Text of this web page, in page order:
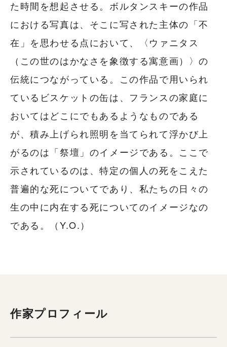
た時間を想起させる。ボルタンスキーの作品
における写真は、そこに写された主体の「不
在」を思わせる点において、〈ウァニタス
（この世のはかなさを象徴する寓意画）〉の
伝統につながっている。この作品で用いられ
ているビスケットの缶は、フランスの家庭に
おいてはどこにでもあるようなものである
が、積み上げられ照明を当てられて浮かび上
がるのは「祭壇」のイメージである。ここで
示されているのは、特定の個人の死をこえた
普遍的な死についてであり、私たちの日々の
生の中に内在する死についてのイメージなの
である。（Y.O.）
作家プロフィール